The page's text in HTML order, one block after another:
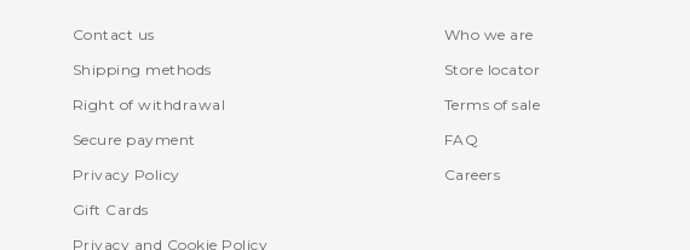
Contact us
Shipping methods
Right of withdrawal
Secure payment
Privacy Policy
Gift Cards
Privacy and Cookie Policy
Who we are
Store locator
Terms of sale
FAQ
Careers